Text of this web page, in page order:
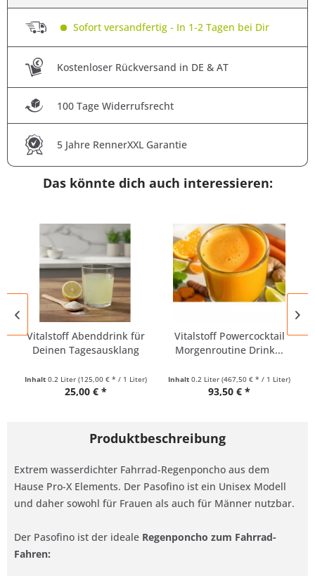
Sofort versandfertig - In 1-2 Tagen bei Dir
Kostenloser Rückversand in DE & AT
100 Tage Widerrufsrecht
5 Jahre RennerXXL Garantie
Das könnte dich auch interessieren:
Vitalstoff Abenddrink für
Deinen Tagesausklang
Inhalt 0.2 Liter (125,00 € * / 1 Liter)
25,00 € *
Vitalstoff Powercocktail
Morgenroutine Drink...
Inhalt 0.2 Liter (467,50 € * / 1 Liter)
93,50 € *
Produktbeschreibung
Extrem wasserdichter Fahrrad-Regenponcho aus dem
Hause Pro-X Elements. Der Pasofino ist ein Unisex Modell
und daher sowohl für Frauen als auch für Männer nutzbar.
Der Pasofino ist der ideale Regenponcho zum Fahrrad-
Fahren: